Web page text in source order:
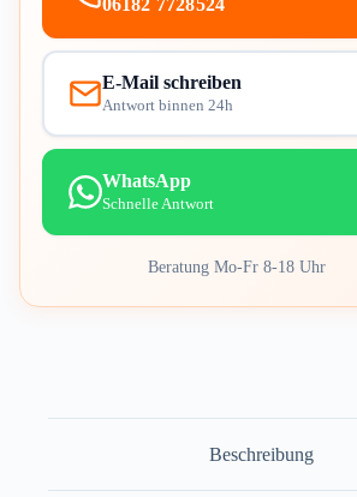
E-Mail schreiben
Antwort binnen 24h
WhatsApp
Schnelle Antwort
Beratung Mo-Fr 8-18 Uhr
Beschreibung